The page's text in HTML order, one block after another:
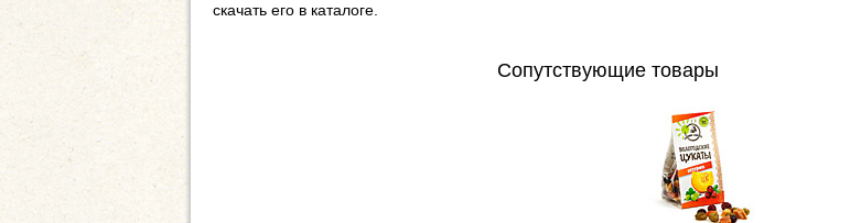
скачать его в каталоге.
Сопутствующие товары